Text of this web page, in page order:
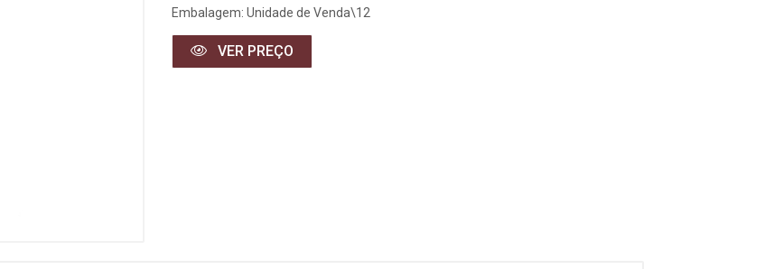
Embalagem: Unidade de Venda\12
VER PREÇO